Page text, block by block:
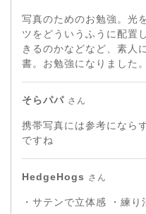
写真のためのお勉強。光
ツをどういうふうに配置
きるのかなどなど、素人
書。お勉強になりました。
そらパパ さん
携帯写真には参考になら
ですね
HedgeHogs さん
・サテンで立体感 ・練